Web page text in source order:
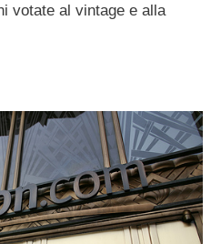
votate al vintage e alla